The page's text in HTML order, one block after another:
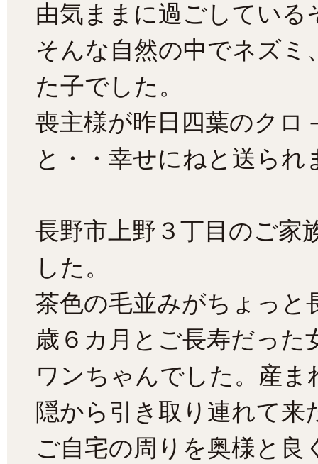
由気ままに過ごしている
そんな自然の中でネズ
た子でした。
喪主様が昨日四葉のクロ
と・・幸せにねと送ら
長野市上野３丁目のご家
した。
茶色の毛並みがちょっと
歳６カ月とご長寿だった
ワンちゃんでした。産
隠から引き取り連れて来
ご自宅の周りを奥様と